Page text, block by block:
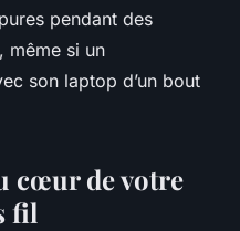
pendant des
même si un
son laptop d’un bout
cœur de votre
fil